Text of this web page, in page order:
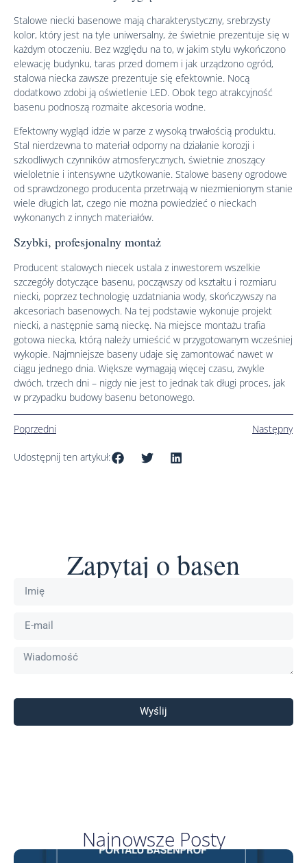
Stalowe niecki basenowe mają charakterystyczny, srebrzysty
kolor, który jest na tyle uniwersalny, że świetnie prezentuje się w
każdym otoczeniu. Bez względu na to, w jakim stylu wykończono
elewację budynku, taras przed domem i jak urządzono ogród,
stalowa niecka zawsze prezentuje się efektownie. Nocą
dodatkowo zdobi ją oświetlenie LED. Obok tego atrakcyjność
basenu podnoszą rozmaite akcesoria wodne.
Efektowny wygląd idzie w parze z wysoką trwałością produktu.
Stal nierdzewna to materiał odporny na działanie korozji i
szkodliwych czynników atmosferycznych, świetnie znoszący
wieloletnie i intensywne użytkowanie. Stalowe baseny ogrodowe
od sprawdzonego producenta przetrwają w niezmienionym stanie
wiele długich lat, czego nie można powiedzieć o nieckach
wykonanych z innych materiałów.
Szybki, profesjonalny montaż
Producent stalowych niecek ustala z inwestorem wszelkie
szczegóły dotyczące basenu, począwszy od kształtu i rozmiaru
niecki, poprzez technologię uzdatniania wody, skończywszy na
akcesoriach basenowych. Na tej podstawie wykonuje projekt
niecki, a następnie samą nieckę. Na miejsce montażu trafia
gotowa niecka, którą należy umieścić w przygotowanym wcześniej
wykopie. Najmniejsze baseny udaje się zamontować nawet w
ciągu jednego dnia. Większe wymagają więcej czasu, zwykle
dwóch, trzech dni – nigdy nie jest to jednak tak długi proces, jak
w przypadku budowy basenu betonowego.
Poprzedni Następny
Udostępnij ten artykuł:
Zapytaj o basen
Wyślij
Najnowsze Posty